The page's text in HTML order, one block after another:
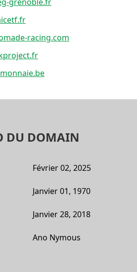
racing.com
DU DOMAIN
Février 02, 2025
Janvier 01, 1970
Janvier 28, 2018
Ano Nymous